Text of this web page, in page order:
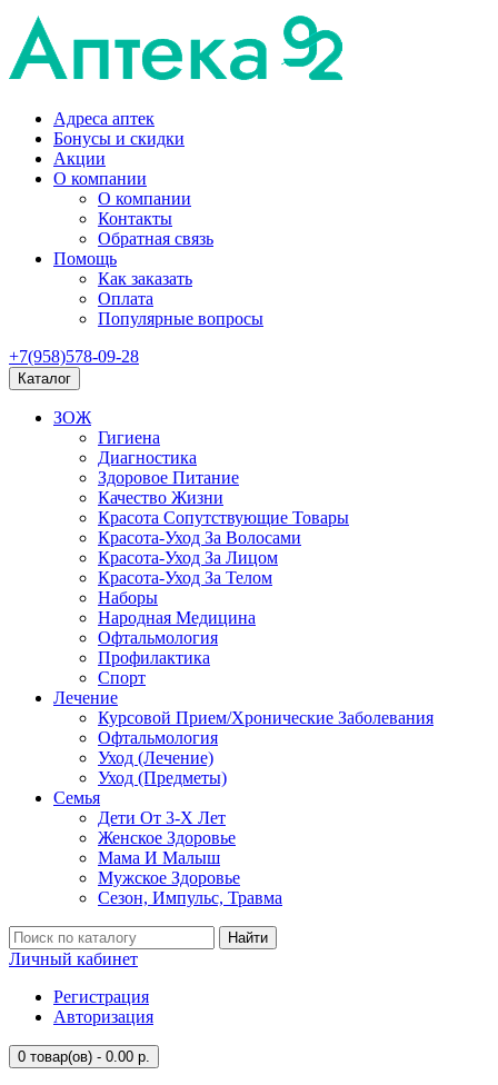
Адреса аптек
Бонусы и скидки
Акции
О компании
О компании
Контакты
Обратная связь
Помощь
Как заказать
Оплата
Популярные вопросы
+7(958)578-09-28
Каталог
ЗОЖ
Гигиена
Диагностика
Здоровое Питание
Качество Жизни
Красота Сопутствующие Товары
Красота-Уход За Волосами
Красота-Уход За Лицом
Красота-Уход За Телом
Наборы
Народная Медицина
Офтальмология
Профилактика
Спорт
Лечение
Курсовой Прием/Хронические Заболевания
Офтальмология
Уход (Лечение)
Уход (Предметы)
Семья
Дети От 3-Х Лет
Женское Здоровье
Мама И Малыш
Мужское Здоровье
Сезон, Импульс, Травма
Найти
Личный кабинет
Регистрация
Авторизация
0 товар(ов) - 0.00 р.